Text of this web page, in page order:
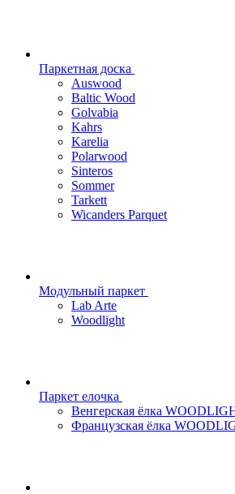
Паркетная доска
Auswood
Baltic Wood
Golvabia
Kahrs
Karelia
Polarwood
Sinteros
Sommer
Tarkett
Wicanders Parquet
Модульный паркет
Lab Arte
Woodlight
Паркет елочка
Венгерская ёлка
Французская ёлка